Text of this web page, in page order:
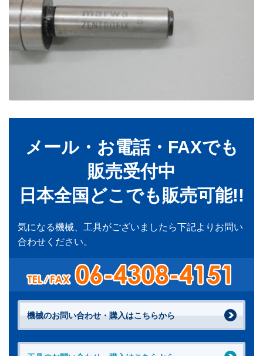
メール・お電話・FAXでも
販売受付中
日本全国どこでも販売可能!!
気になる機械、工具がございましたら下記よりお問い
合わせください。
機械のお問い合わせ・購入はこちらから